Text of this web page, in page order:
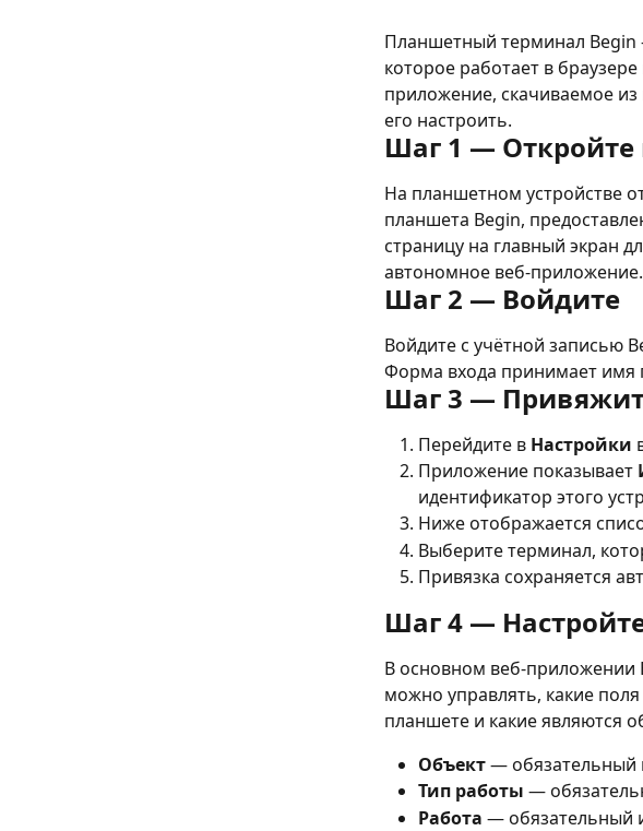
Планшетный терминал Begin
которое работает в
приложение, скачиваемое
его настроить.
Шаг 1 —
На планшетном устройстве
планшета Begin,
страницу на главный экран
автономное веб-приложение.
Шаг 2 — Войдите
Войдите с учётной записью
Форма входа принимает имя
Шаг 3 —
Перейдите в Настройки
Приложение показывает
идентификатор этого
Ниже отображается
Выберите терминал,
Привязка сохраняется
Шаг 4 —
В основном веб-приложении
можно управлять, какие
планшете и какие являются
Объект — обязательный
Тип работы —
Работа — обязательный